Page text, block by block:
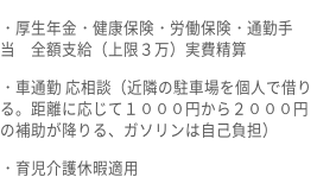
・厚生年金・健康保険・労働保険・通勤手
当 全額支給（上限３万）実費精算
・車通勤 応相談（近隣の駐車場を個人で借り
る。距離に応じて１０００円から２０００円
の補助が降りる、ガソリンは自己負担）
・育児介護休暇適用